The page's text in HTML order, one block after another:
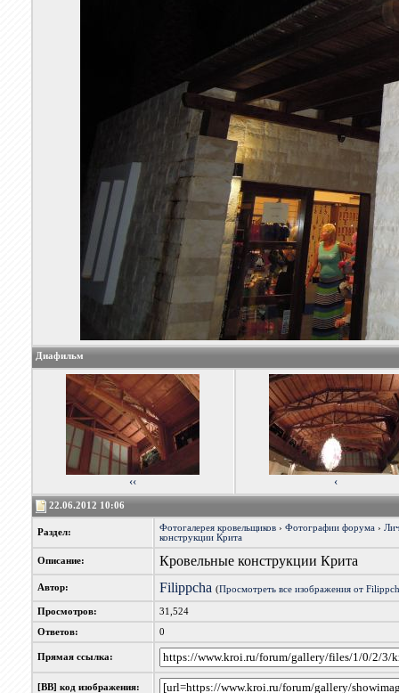
Диафильм
‹‹ ‹
22.06.2012 10:06
Раздел: Фотогалерея кровельщиков› Фотографии форума›
конструкции Крита
Описание: Кровельные конструкции Крита
Автор: Filippcha (Просмотреть все изображения от
Просмотров: 31,524
Ответов: 0
Прямая ссылка:
[BB] код изображения: